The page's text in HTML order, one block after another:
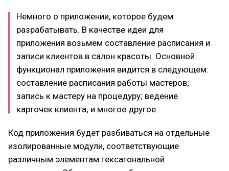
Немного о приложении, которое будем
разрабатывать. В качестве идеи для
приложения возьмем составление расписания и
записи клиентов в салон красоты. Основной
функционал приложения видится в следующем:
составление расписания работы мастеров;
запись к мастеру на процедуру; ведение
карточек клиента; и многое другое.
Код приложения будет разбиваться на отдельные
изолированные модули, соответствующие
различным элементам гексагональной